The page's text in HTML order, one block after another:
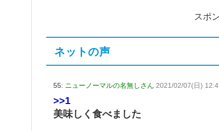
スポ
ネットの声
55: ニューノーマルの名無しさん 2021/02/07(日)
>>1
美味しく食べました